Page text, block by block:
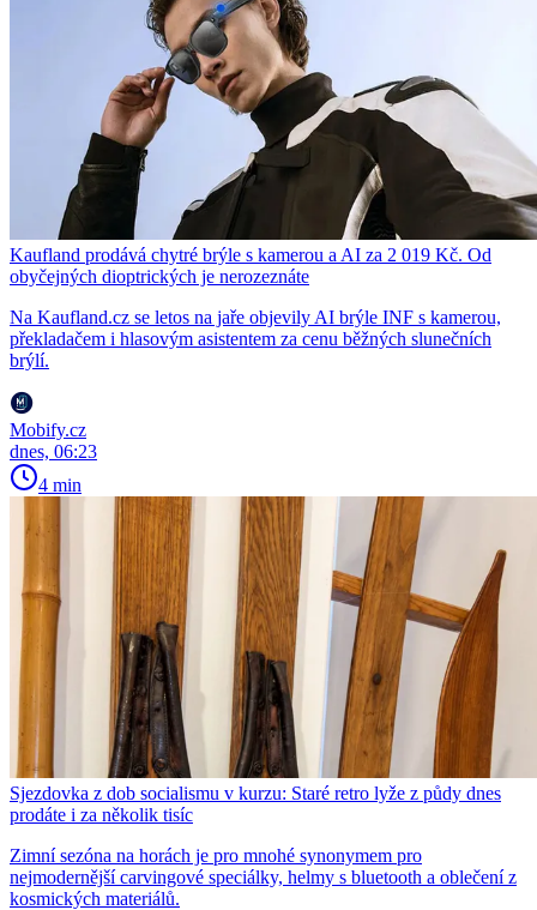
Kaufland prodává chytré brýle s kamerou a AI za 2 019 Kč. Od
obyčejných dioptrických je nerozeznáte
Na Kaufland.cz se letos na jaře objevily AI brýle INF s kamerou,
překladačem i hlasovým asistentem za cenu běžných slunečních
brýlí.
Mobify.cz
dnes, 06:23
4 min
Sjezdovka z dob socialismu v kurzu: Staré retro lyže z půdy dnes
prodáte i za několik tisíc
Zimní sezóna na horách je pro mnohé synonymem pro
nejmodernější carvingové speciálky, helmy s bluetooth a oblečení z
kosmických materiálů.